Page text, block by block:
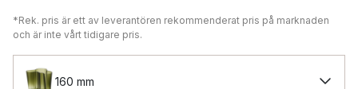
*Rek. pris är ett av leverantören rekommenderat pris på marknaden
och är inte vårt tidigare pris.
160 mm